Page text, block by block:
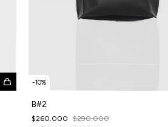
-10%
B#2
$260.000 $290.000